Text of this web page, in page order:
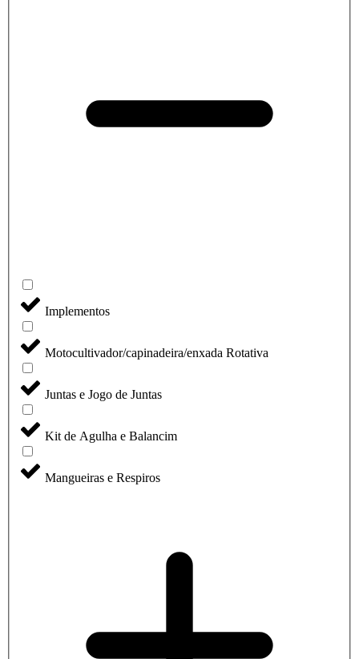
Implementos
Motocultivador/capinadeira/enxada Rotativa
Juntas e Jogo de Juntas
Kit de Agulha e Balancim
Mangueiras e Respiros